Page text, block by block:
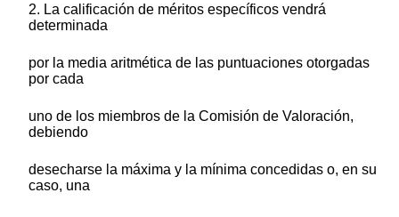
2. La calificación de méritos específicos vendrá
determinada
por la media aritmética de las puntuaciones otorgadas
por cada
uno de los miembros de la Comisión de Valoración,
debiendo
desecharse la máxima y la mínima concedidas o, en su
caso, una